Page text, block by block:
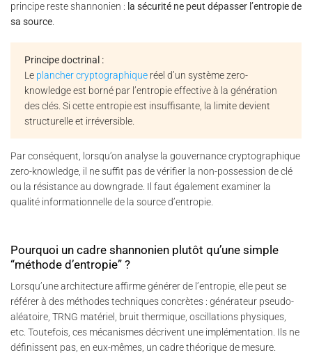
principe reste shannonien : la sécurité ne peut dépasser l’entropie de
sa source.
Principe doctrinal :
Le plancher cryptographique réel d’un système zero-
knowledge est borné par l’entropie effective à la génération
des clés. Si cette entropie est insuffisante, la limite devient
structurelle et irréversible.
Par conséquent, lorsqu’on analyse la gouvernance cryptographique
zero-knowledge, il ne suffit pas de vérifier la non-possession de clé
ou la résistance au downgrade. Il faut également examiner la
qualité informationnelle de la source d’entropie.
Pourquoi un cadre shannonien plutôt qu’une simple
“méthode d’entropie” ?
Lorsqu’une architecture affirme générer de l’entropie, elle peut se
référer à des méthodes techniques concrètes : générateur pseudo-
aléatoire, TRNG matériel, bruit thermique, oscillations physiques,
etc. Toutefois, ces mécanismes décrivent une implémentation. Ils ne
définissent pas, en eux-mêmes, un cadre théorique de mesure.